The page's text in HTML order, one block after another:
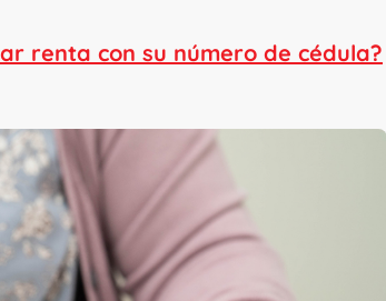
renta con su número de cédula?